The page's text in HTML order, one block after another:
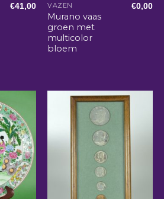
€41,00 VAZEN
Murano vaas
groen met
multicolor
bloem
€0,00